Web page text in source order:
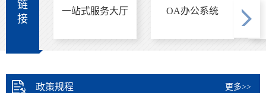
链
接
一站式服务大厅 OA办公系统
政策规程 更多>>